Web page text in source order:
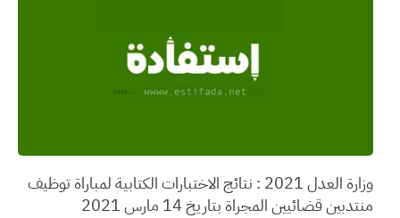
وزارة العدل 2021 : نتائج الاختبارات الكتابية لمباراة توظيف
منتدبين قضائيين المجراة بتاريخ 14 مارس 2021